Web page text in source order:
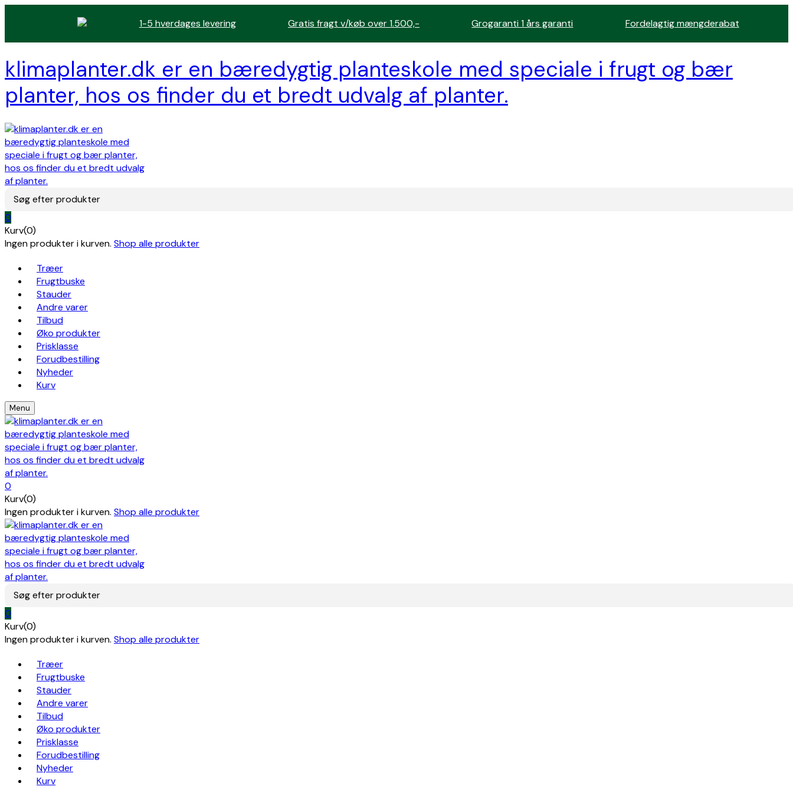
1-5 hverdages levering Gratis fragt v/køb over 1.500,- Grogaranti 1 års garanti Fordelagtig mængderabat
klimaplanter.dk er en bæredygtig planteskole med speciale i frugt og bær
planter, hos os finder du et bredt udvalg af planter.
Søg efter produkter
0
Kurv(0)
Ingen produkter i kurven. Shop alle produkter
Træer
Frugtbuske
Stauder
Andre varer
Tilbud
Øko produkter
Prisklasse
Forudbestilling
Nyheder
Kurv
Menu
0
Kurv(0)
Ingen produkter i kurven. Shop alle produkter
Søg efter produkter
0
Kurv(0)
Ingen produkter i kurven. Shop alle produkter
Træer
Frugtbuske
Stauder
Andre varer
Tilbud
Øko produkter
Prisklasse
Forudbestilling
Nyheder
Kurv